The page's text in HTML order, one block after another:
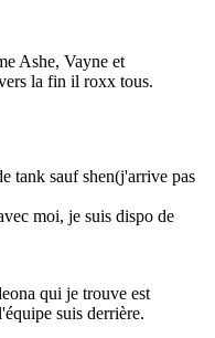
Ashe, Vayne et
la fin il roxx tous.
tank sauf shen(j'arrive pas
moi, je suis dispo de
qui je trouve est
suis derrière.